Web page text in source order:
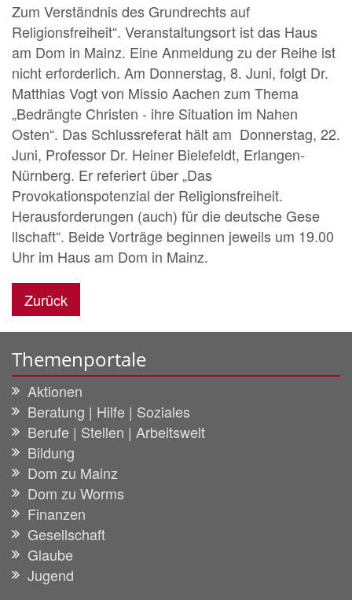
Zum Verständnis des Grundrechts auf
Religionsfreiheit“. Veranstaltungsort ist das Haus
am Dom in Mainz. Eine Anmeldung zu der Reihe ist
nicht erforderlich. Am Donnerstag, 8. Juni, folgt Dr.
Matthias Vogt von Missio Aachen zum Thema
„Bedrängte Christen - ihre Situation im Nahen
Osten“. Das Schlussreferat hält am Donnerstag, 22.
Juni, Professor Dr. Heiner Bielefeldt, Erlangen-
Nürnberg. Er referiert über „Das
Provokationspotenzial der Religionsfreiheit.
Herausforderungen (auch) für die deutsche Gese
llschaft“. Beide Vorträge beginnen jeweils um 19.00
Uhr im Haus am Dom in Mainz.
Zurück
Themenportale
Aktionen
Beratung | Hilfe | Soziales
Berufe | Stellen | Arbeitswelt
Bildung
Dom zu Mainz
Dom zu Worms
Finanzen
Gesellschaft
Glaube
Jugend